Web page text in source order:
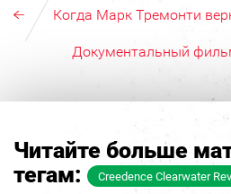
Когда Марк Тремонти
Документальный
Читайте больше
тегам:
Creedence Clearwater